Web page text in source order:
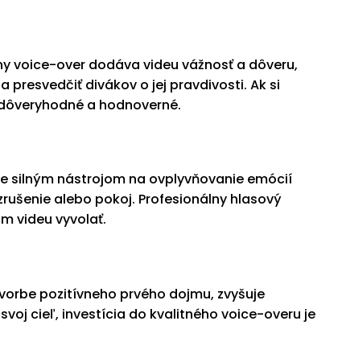
voice-over dodáva videu vážnosť a dôveru,
presvedčiť divákov o jej pravdivosti. Ak si
a hodnoverné.
silným nástrojom na ovplyvňovanie emócií
alebo pokoj. Profesionálny hlasový
videu vyvolať.
pozitívneho prvého dojmu, zvyšuje
cieľ, investícia do kvalitného voice-overu je